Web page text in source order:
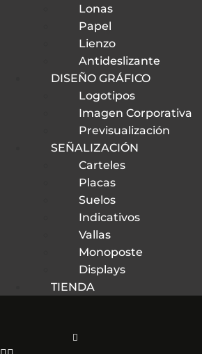
Lonas
Papel
Lienzo
Antideslizante
DISEÑO GRÁFICO
Logotipos
Imagen Corporativa
Previsualización
SEÑALIZACIÓN
Carteles
Placas
Suelos
Indicativos
Vallas
Monoposte
Displays
TIENDA